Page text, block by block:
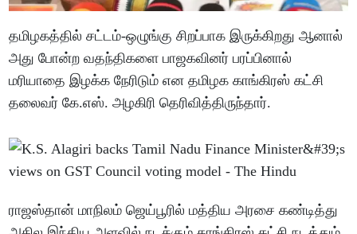
தமிழகத்தில் சட்டம்-ஒழுங்கு சிறப்பாக இருக்கிறது ஆனால்
அது போன்ற வதந்திகளை பாஜகவினர் பரப்பினால்
மரியாதை இழக்க நேரிடும் என தமிழக காங்கிரஸ் கட்சி
தலைவர் கே.எஸ். அழகிரி தெரிவித்திருந்தார்.
ராஜஸ்தான் மாநிலம் ஜெய்பூரில் மத்திய அரசை கண்டித்து